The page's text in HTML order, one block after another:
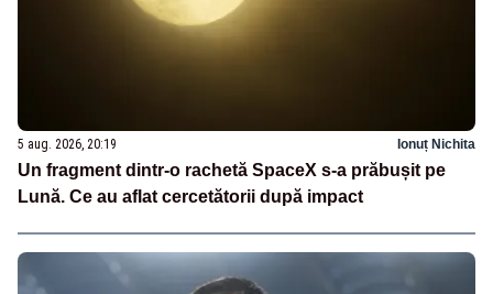
5 aug. 2026, 20:19 Ionuț Nichita
Un fragment dintr-o rachetă SpaceX s-a prăbușit pe
Lună. Ce au aflat cercetătorii după impact